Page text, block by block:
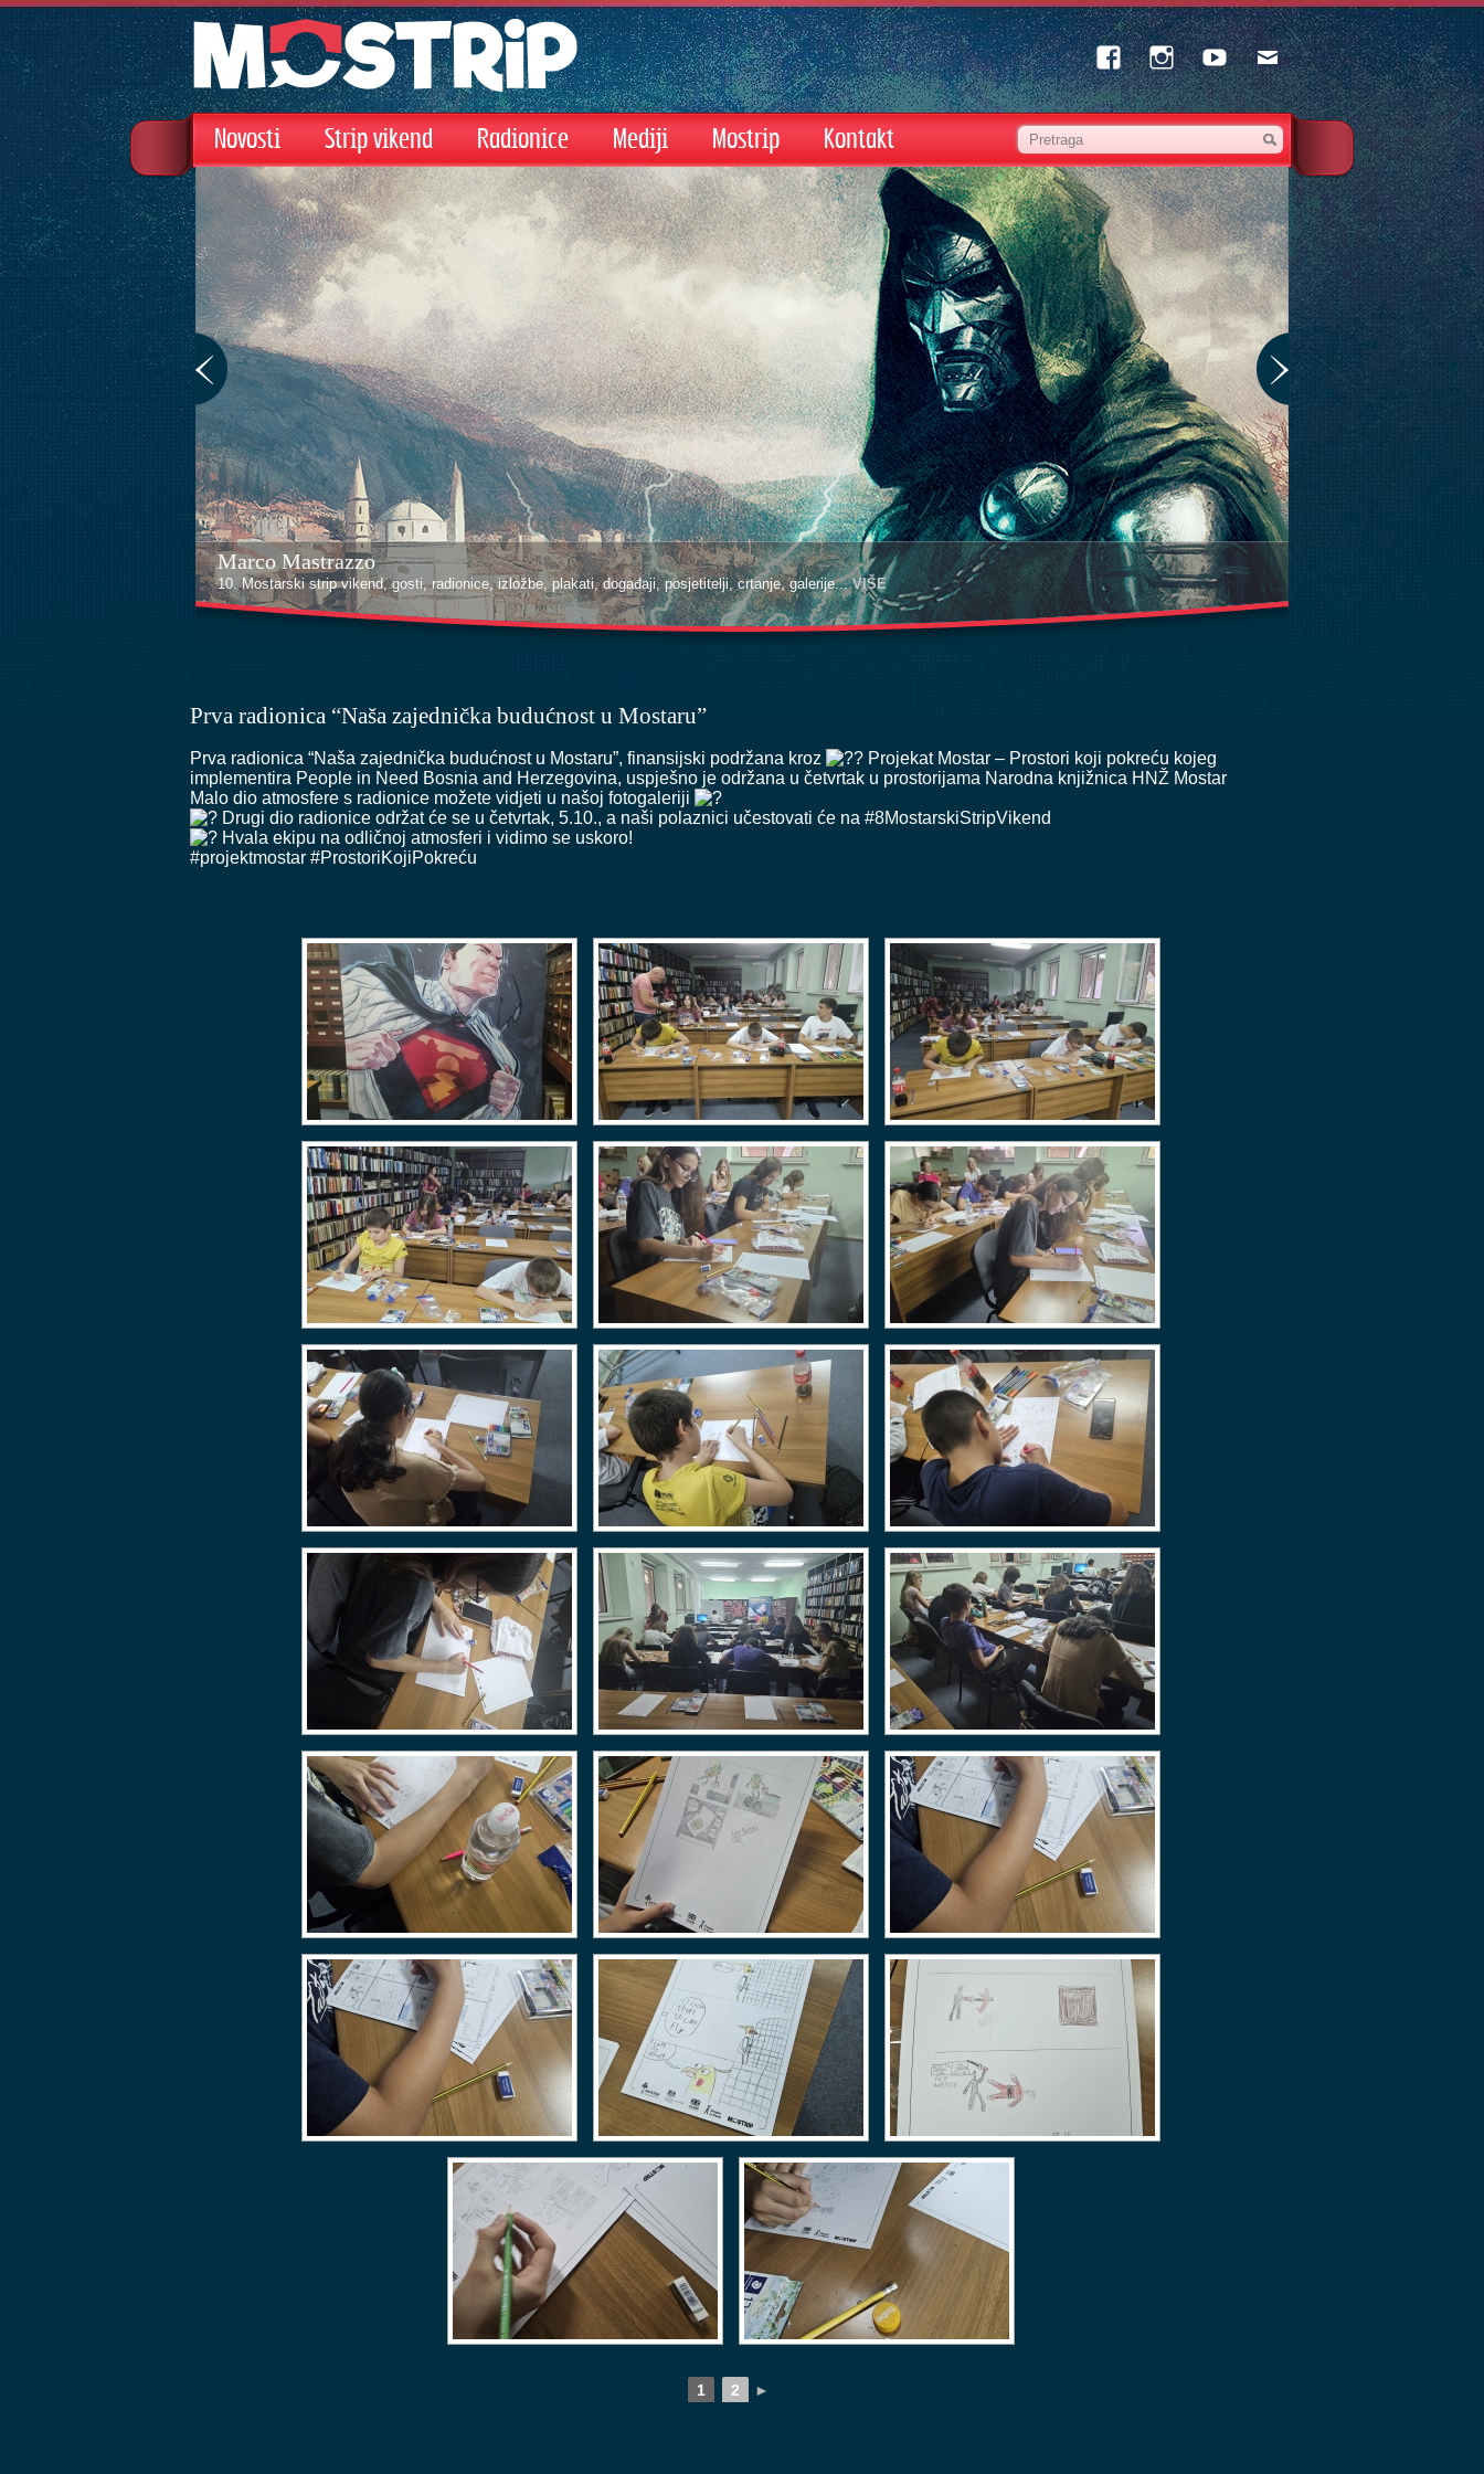
Facebook InstagramYoutube Email
Novosti Strip vikend Radionice Mediji Mostrip Kontakt
Marco Mastrazzo
10. Mostarski strip vikend, gosti, radionice, izložbe, plakati, događaji, posjetitelji, crtanje, galerije...VIŠE
Kenan Halilović
10. Mostarski strip vikend, gosti, radionice, izložbe, plakati, događaji, posjetitelji, crtanje, galerije...VIŠE
Prva radionica “Naša zajednička budućnost u Mostaru”
Prva radionica “Naša zajednička budućnost u Mostaru”, finansijski podržana kroz Projekat Mostar – Prostori koji pokreću kojeg
implementira People in Need Bosnia and Herzegovina, uspješno je održana u četvrtak u prostorijama Narodna knjižnica HNŽ Mostar
Malo dio atmosfere s radionice možete vidjeti u našoj fotogaleriji
Drugi dio radionice održat će se u četvrtak, 5.10., a naši polaznici učestovati će na #8MostarskiStripVikend
Hvala ekipu na odličnoj atmosferi i vidimo se uskoro!
#projektmostar #ProstoriKojiPokreću
1 2 ►